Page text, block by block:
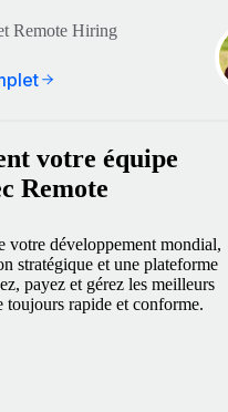
Remote Hiring
votre équipe
Remote
votre développement mondial,
stratégique et une plateforme
payez et gérez les meilleurs
toujours rapide et conforme.